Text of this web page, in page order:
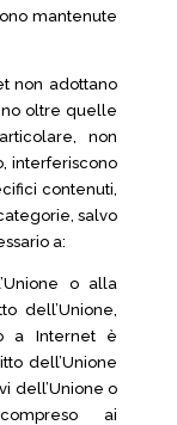
mantenute
non adottano
oltre quelle
non
interferiscono
contenuti,
salvo
a:
o alla
dell’Unione,
a Internet è
dell’Unione
dell’Unione o
ai